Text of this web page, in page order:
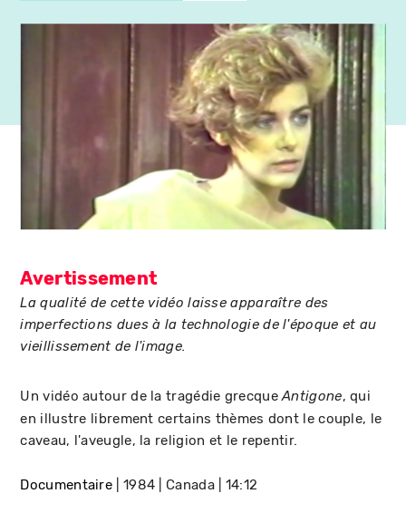
Avertissement
La qualité de cette vidéo laisse apparaître des
imperfections dues à la technologie de l'époque et au
vieillissement de l'image.
Un vidéo autour de la tragédie grecqueAntigone, qui
en illustre librement certains thèmes dont le couple, le
caveau, l'aveugle, la religion et le repentir.
Documentaire 1984 Canada 14:12